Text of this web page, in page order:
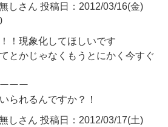
しさん 投稿日：2012/03/16(金)
！現象化してほしいです
とかじゃなくもうとにかく今すぐ
ーー
られるんですか？！
しさん 投稿日：2012/03/17(土)